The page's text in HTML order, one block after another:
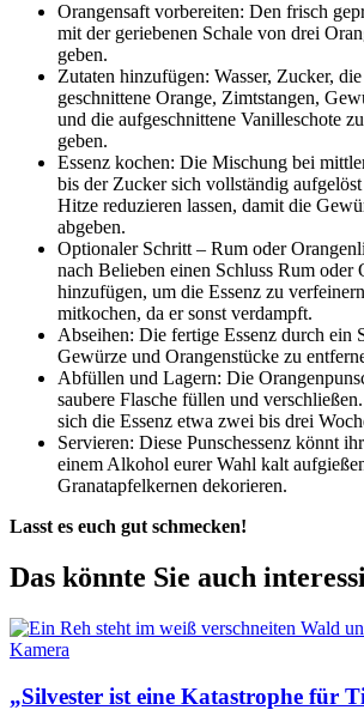
Orangensaft vorbereiten: Den frisch
mit der geriebenen Schale von drei
geben.
Zutaten hinzufügen: Wasser, Zucker,
geschnittene Orange, Zimtstangen,
und die aufgeschnittene Vanilleschote
geben.
Essenz kochen: Die Mischung bei
bis der Zucker sich vollständig
Hitze reduzieren lassen, damit die
abgeben.
Optionaler Schritt – Rum oder
nach Belieben einen Schluss Rum oder
hinzufügen, um die Essenz zu
mitkochen, da er sonst verdampft.
Abseihen: Die fertige Essenz durch ein
Gewürze und Orangenstücke zu
Abfüllen und Lagern: Die
saubere Flasche füllen und
sich die Essenz etwa zwei bis drei
Servieren: Diese Punschessenz könnt
einem Alkohol eurer Wahl kalt
Granatapfelkernen dekorieren.
Lasst es euch gut schmecken!
Das könnte Sie auch
„Silvester ist eine Katastrophe für